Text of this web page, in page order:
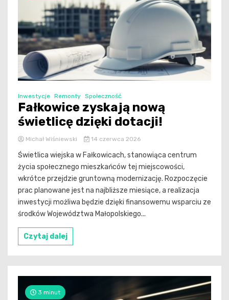
Inwestycje Remonty Społeczność
Fałkowice zyskają nową
świetlicę dzięki dotacji!
Michał Wiśniewski 14 czerwca 2026
Świetlica wiejska w Fałkowicach, stanowiąca centrum
życia społecznego mieszkańców tej miejscowości,
wkrótce przejdzie gruntowną modernizację. Rozpoczęcie
prac planowane jest na najbliższe miesiące, a realizacja
inwestycji możliwa będzie dzięki finansowemu wsparciu ze
środków Województwa Małopolskiego...
Czytaj dalej
3 minut